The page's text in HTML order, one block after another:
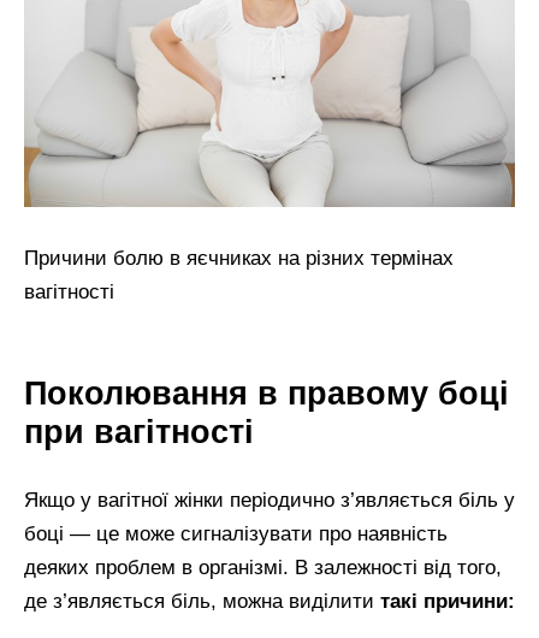
Причини болю в яєчниках на різних термінах
вагітності
Поколювання в правому боці
при вагітності
Якщо у вагітної жінки періодично з’являється біль у
боці — це може сигналізувати про наявність
деяких проблем в організмі. В залежності від того,
де з’являється біль, можна виділити такі причини: